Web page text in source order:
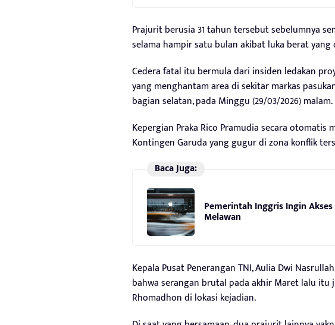
Prajurit berusia 31 tahun tersebut sebelumnya
selama hampir satu bulan akibat luka berat yang
Cedera fatal itu bermula dari insiden ledakan
yang menghantam area di sekitar markas
bagian selatan, pada Minggu (29/03/2026) malam.
Kepergian Praka Rico Pramudia secara
Kontingen Garuda yang gugur di zona konflik
Baca Juga:
Pemerintah Inggris Ingin
Melawan
Kepala Pusat Penerangan TNI, Aulia Dwi
bahwa serangan brutal pada akhir Maret lalu itu
Rhomadhon di lokasi kejadian.